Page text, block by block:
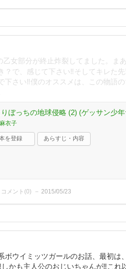
乙女部分が終止炸裂してました。ま
？で、感じて下さい‼そしてキレた
下さい‼僕のオススメは、この物語
ぼっちの地球侵略 (2) (ゲッサン少
衣子
を登録 あらすじ・内容
コメント(0) 2015/05/23
ボウイミッツガールのお話、最初は
かも主人公のおじいちゃんが‼これ